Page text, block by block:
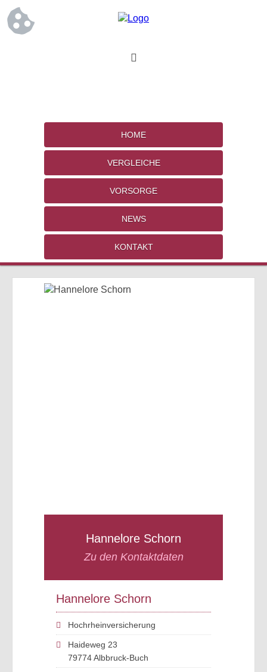
HOME
VERGLEICHE
VORSORGE
NEWS
KONTAKT
Hannelore Schorn
Zu den Kontaktdaten
Hannelore Schorn
Hochrheinversicherung
Haideweg 23
79774 Albbruck-Buch